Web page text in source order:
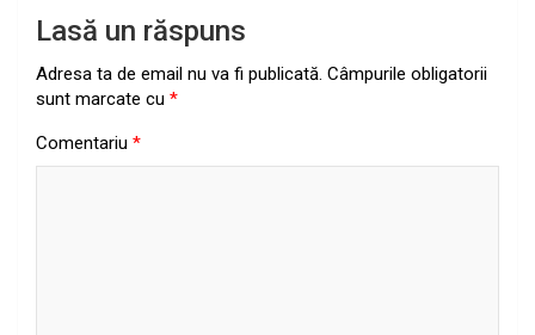
Lasă un răspuns
Adresa ta de email nu va fi publicată. Câmpurile obligatorii
sunt marcate cu *
Comentariu *